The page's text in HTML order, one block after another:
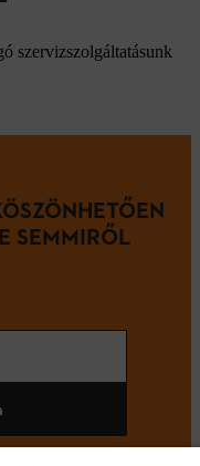
szervizszolgáltatásunk
SEMMIRŐL